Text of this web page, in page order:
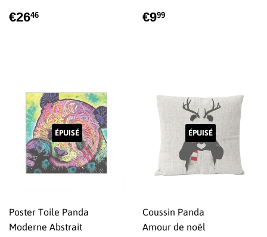
PRIX
€2646 PRIX
€999
ÉPUISÉ
Poster Toile Panda
Moderne Abstrait
ÉPUISÉ
Coussin Panda
Amour de noël